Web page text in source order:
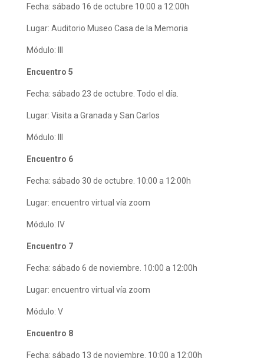
Fecha: sábado 16 de octubre 10:00 a 12:00h
Lugar: Auditorio Museo Casa de la Memoria
Módulo: III
Encuentro 5
Fecha: sábado 23 de octubre. Todo el día.
Lugar: Visita a Granada y San Carlos
Módulo: III
Encuentro 6
Fecha: sábado 30 de octubre. 10:00 a 12:00h
Lugar: encuentro virtual vía zoom
Módulo: IV
Encuentro 7
Fecha: sábado 6 de noviembre. 10:00 a 12:00h
Lugar: encuentro virtual vía zoom
Módulo: V
Encuentro 8
Fecha: sábado 13 de noviembre. 10:00 a 12:00h